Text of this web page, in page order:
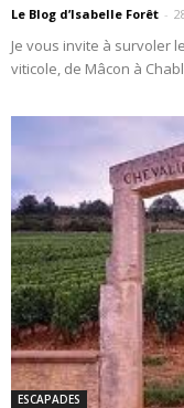
Le Blog d’Isabelle Forêt -
Je vous invite à survoler
viticole, de Mâcon à
ESCAPADES